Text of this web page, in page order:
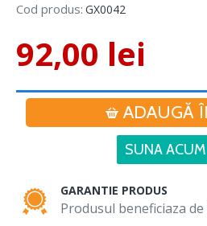
Cod produs: GX0042
92,00 lei
ADAUGĂ
SUNA ACUM
GARANTIE PRODUS
Produsul beneficiaza